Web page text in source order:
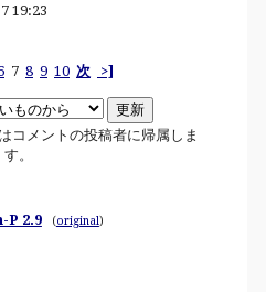
19:23
7 8 9 10 次 >]
コメントの投稿者に帰属しま
す。
P 2.9 (original)